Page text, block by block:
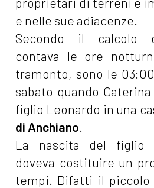
e nelle sue adiacenze.
Secondo il calcolo
contava le ore
tramonto, sono le
sabato quando
figlio Leonardo in una
di Anchiano
La nascita del figlio
doveva costituire un
tempi. Difatti il piccolo